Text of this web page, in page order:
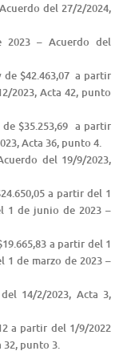
del 27/2/2024,
2023 – Acuerdo del
de $42.463,07 a partir
2023, Acta 42, punto
$35.253,69 a partir
Acta 36, punto 4.
del 19/9/2023,
a partir del 1
1 de junio de 2023 –
a partir del 1
1 de marzo de 2023 –
14/2/2023, Acta 3,
a partir del 1/9/2022
32, punto 3.